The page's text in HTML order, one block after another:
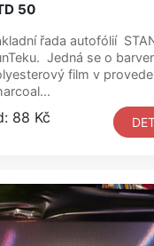
50
řada autofólií
Jedná se o
film v
88 Kč